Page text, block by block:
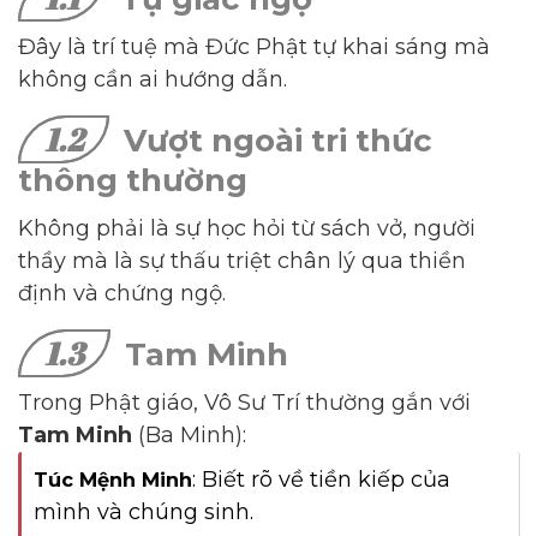
Đây là trí tuệ mà Đức Phật tự khai sáng mà
không cần ai hướng dẫn.
1.2
Vượt ngoài tri thức
thông thường
Không phải là sự học hỏi từ sách vở, người
thầy mà là sự thấu triệt chân lý qua thiền
định và chứng ngộ.
1.3 Tam Minh
Trong Phật giáo, Vô Sư Trí thường gắn với
Tam Minh (Ba Minh):
Túc Mệnh Minh: Biết rõ về tiền kiếp của
mình và chúng sinh.